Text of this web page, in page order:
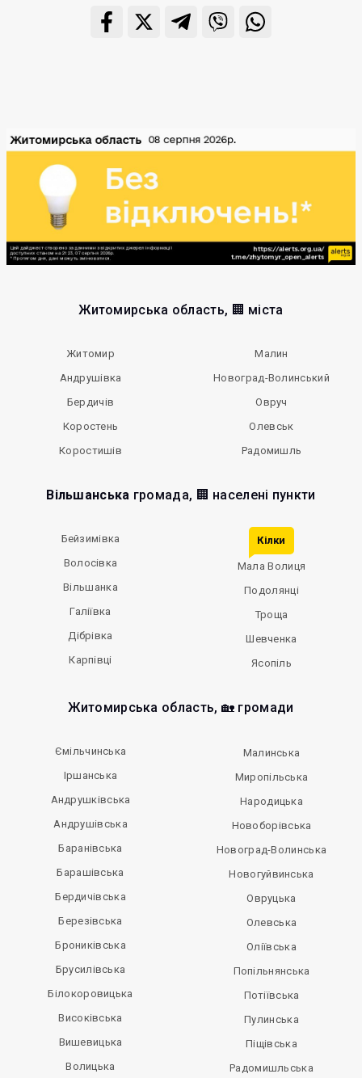
Житомирська область, 🏢 міста
Житомир
Андрушівка
Бердичів
Коростень
Коростишів
Малин
Новоград-Волинський
Овруч
Олевськ
Радомишль
Вільшанська громада, 🏢 населені пункти
Бейзимівка
Волосівка
Вільшанка
Галіївка
Дібрівка
Карпівці
Кілки
Мала Волиця
Подолянці
Троща
Шевченка
Ясопіль
Житомирська область, 🏡 громади
Ємільчинська
Іршанська
Андрушківська
Андрушівська
Баранівська
Барашівська
Бердичівська
Березівська
Брониківська
Брусилівська
Білокоровицька
Високівська
Вишевицька
Волицька
Малинська
Миропільська
Народицька
Новоборівська
Новоград-Волинська
Новогуйвинська
Овруцька
Олевська
Оліївська
Попільнянська
Потіївська
Пулинська
Піщівська
Радомишльська